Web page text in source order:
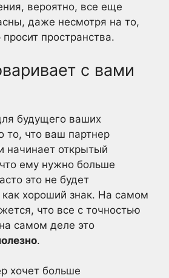
вероятно, все еще
даже несмотря на то,
пространства.
с вами
будущего ваших
то, что ваш партнер
начинает открытый
ему нужно больше
это не будет
как хороший знак. На самом
что все с точностью
самом деле это
.
хочет больше